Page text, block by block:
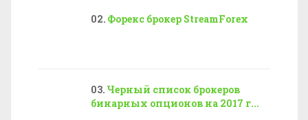
Форекс брокер StreamForex
Черный список брокеров
бинарных опционов на 2017 г...